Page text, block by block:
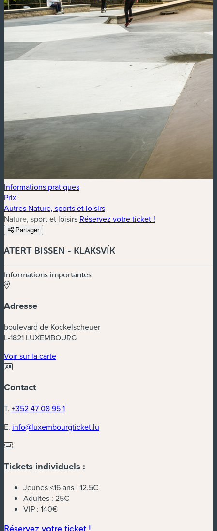
Informations pratiques
Prix
Autres Nature, sports et loisirs
Nature, sport et loisirs Réservez votre ticket !
Partager
ATERT BISSEN - KLAKSVÍK
Informations importantes
Adresse
boulevard de Kockelscheuer
L-1821 LUXEMBOURG
Voir sur la carte(nouvelle fenêtre)
Contact
T. +352 47 08 95 1
E. info@luxembourgticket.lu
Tickets individuels :
Jeunes <16 ans : 12.5€
Adultes : 25€
VIP : 140€
Réservez votre ticket !